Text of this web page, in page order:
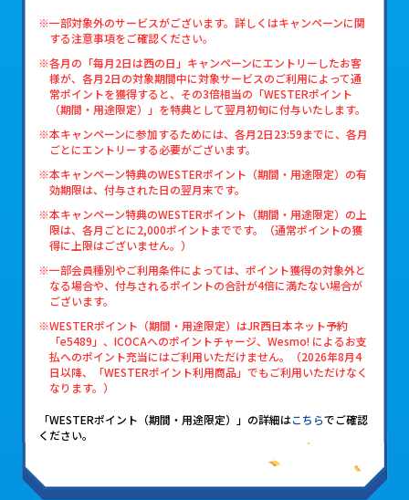
※一部対象外のサービスがございます。詳しくはキャンペーンに関
する注意事項をご確認ください。
※各月の「毎月2日は西の日」キャンペーンにエントリーしたお客
様が、各月2日の対象期間中に対象サービスのご利用によって通
常ポイントを獲得すると、その3倍相当の「WESTERポイント
（期間・用途限定）」を特典として翌月初旬に付与いたします。
※本キャンペーンに参加するためには、各月2日23:59までに、各月
ごとにエントリーする必要がございます。
※本キャンペーン特典のWESTERポイント（期間・用途限定）の有
効期限は、付与された日の翌月末です。
※本キャンペーン特典のWESTERポイント（期間・用途限定）の上
限は、各月ごとに2,000ポイントまでです。（通常ポイントの獲
得に上限はございません。）
※一部会員種別やご利用条件によっては、ポイント獲得の対象外と
なる場合や、付与されるポイントの合計が4倍に満たない場合が
ございます。
※WESTERポイント（期間・用途限定）はJR西日本ネット予約
「e5489」、ICOCAへのポイントチャージ、Wesmo! によるお支
払へのポイント充当にはご利用いただけません。（2026年8月4
日以降、「WESTERポイント利用商品」でもご利用いただけなく
なります。）
「WESTERポイント（期間・用途限定）」の詳細はこちらでご確認
ください。